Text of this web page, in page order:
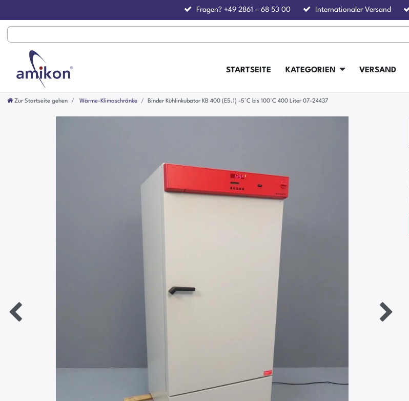
Fragen? +49 2861 – 68 53 00 Internationaler Versand
STARTSEITE KATEGORIEN VERSAND
Zur Startseite gehen Wärme-Klimaschränke Binder Kühlinkubator KB 400 (E5.1) -5°C bis 100°C 400 Liter 07-24437